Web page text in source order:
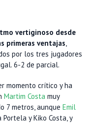
vertiginoso desde
primeras ventajas
por los tres jugadores
6-2 de parcial.
momento crítico y ha
Martim Costa muy
7 metros, aunque Emil
y Kiko Costa, y